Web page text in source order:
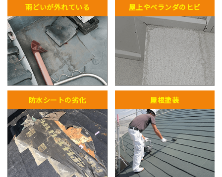
雨どいが外れている 屋上やベランダのヒビ
防水シートの劣化 屋根塗装